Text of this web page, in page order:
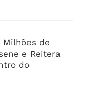
Milhões de
e Reitera
do